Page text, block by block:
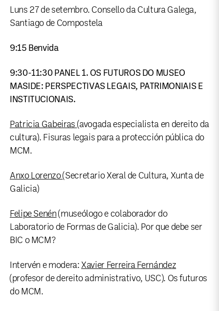
Luns 27 de setembro. Consello da Cultura Galega,
Santiago de Compostela
9:15 Benvida
9:30-11:30 PANEL 1. OS FUTUROS DO MUSEO
MASIDE: PERSPECTIVAS LEGAIS, PATRIMONIAIS E
INSTITUCIONAIS.
Patricia Gabeiras (avogada especialista en dereito da
cultura). Fisuras legais para a protección pública do
MCM.
Anxo Lorenzo(Secretario Xeral de Cultura, Xunta de
Galicia)
Felipe Senén (museólogo e colaborador do
Laboratorio de Formas de Galicia). Por que debe ser
BIC o MCM?
Intervén e modera: Xavier Ferreira Fernández
(profesor de dereito administrativo, USC). Os futuros
do MCM.